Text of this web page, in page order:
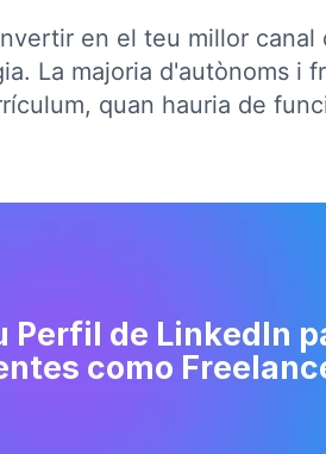
en el teu millor canal
La majoria d'autònoms i
quan hauria de